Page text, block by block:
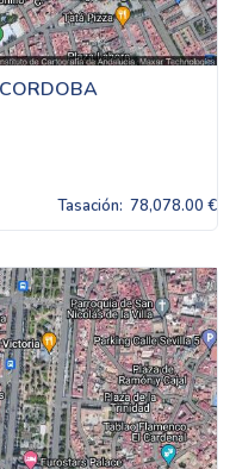
Tasación: 78,078.00 €